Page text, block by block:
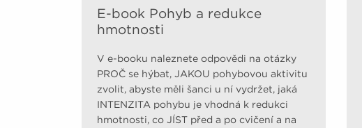
E-book Pohyb a redukce
hmotnosti
V e-booku naleznete odpovědi na otázky
PROČ se hýbat, JAKOU pohybovou aktivitu
zvolit, abyste měli šanci u ní vydržet, jaká
INTENZITA pohybu je vhodná k redukci
hmotnosti, co JÍST před a po cvičení a na